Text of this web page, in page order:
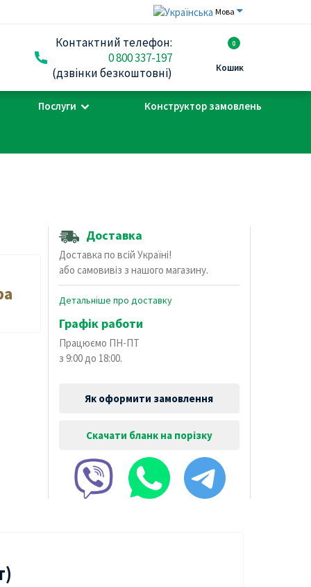
Мова
Контактний телефон:
0 800 337-197
(дзвінки безкоштовні)
0
Кошик
Послуги Конструктор замовлень
Доставка
Доставка по всій Україні!
або самовивіз з нашого магазину.
Детальніше про доставку
Графік работи
Працюємо ПН-ПТ
з 9:00 до 18:00.
Як оформити замовлення
Скачати бланк на порізку